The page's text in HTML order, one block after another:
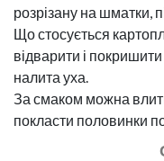
розрізану на шматки,
Що стосується
відварити і
налита уха.
За смаком можна
покласти половинки